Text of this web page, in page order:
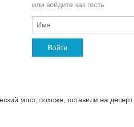
или войдите как гость
Войти
мост, похоже, оставили на десерт.